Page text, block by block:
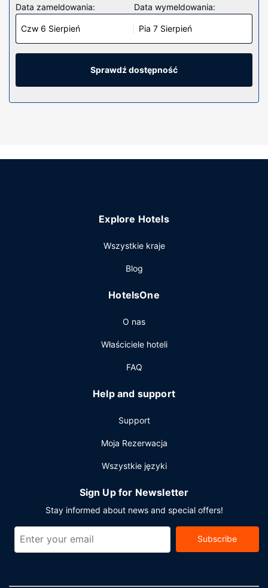
Poczuj się jak w domu w 231 klimatyzowanych pokojach,
których wyposażenie to lodówka i telewizor
płaskoekranowy. Bezpłatny bezprzewodowy dostęp do
internetu zapewni łączność ze światem, a telewizja
kablowa — rozrywkę. Prywatna łazienka — wyposażenie:
Dostępne udogodnienia rekreacyjne to basen kryty i
Goście obiektu Graduate by Hilton Lincoln mogą zjeść
całym dniu w barze/salonie klubowym. Śniadanie na
recepcja całodobowa oraz przechowalnia bagażu. Jeżeli
planujesz spotkanie w mieście Lincoln, hotel oferuje
łącznej powierzchni 1372 m kw. (14766 stopy
kwadratowe). Bezpłatne udogodnienia to transport z
Data zameldowania:
Czw 6 Sierpień
Data wymeldowania:
Pia 7 Sierpień
Sprawdź dostępność
Explore Hotels
Wszystkie kraje
Blog
HotelsOne
O nas
Właściciele hoteli
FAQ
Help and support
Support
Moja Rezerwacja
Wszystkie języki
Sign Up for Newsletter
Stay informed about news and special offers!
Subscribe